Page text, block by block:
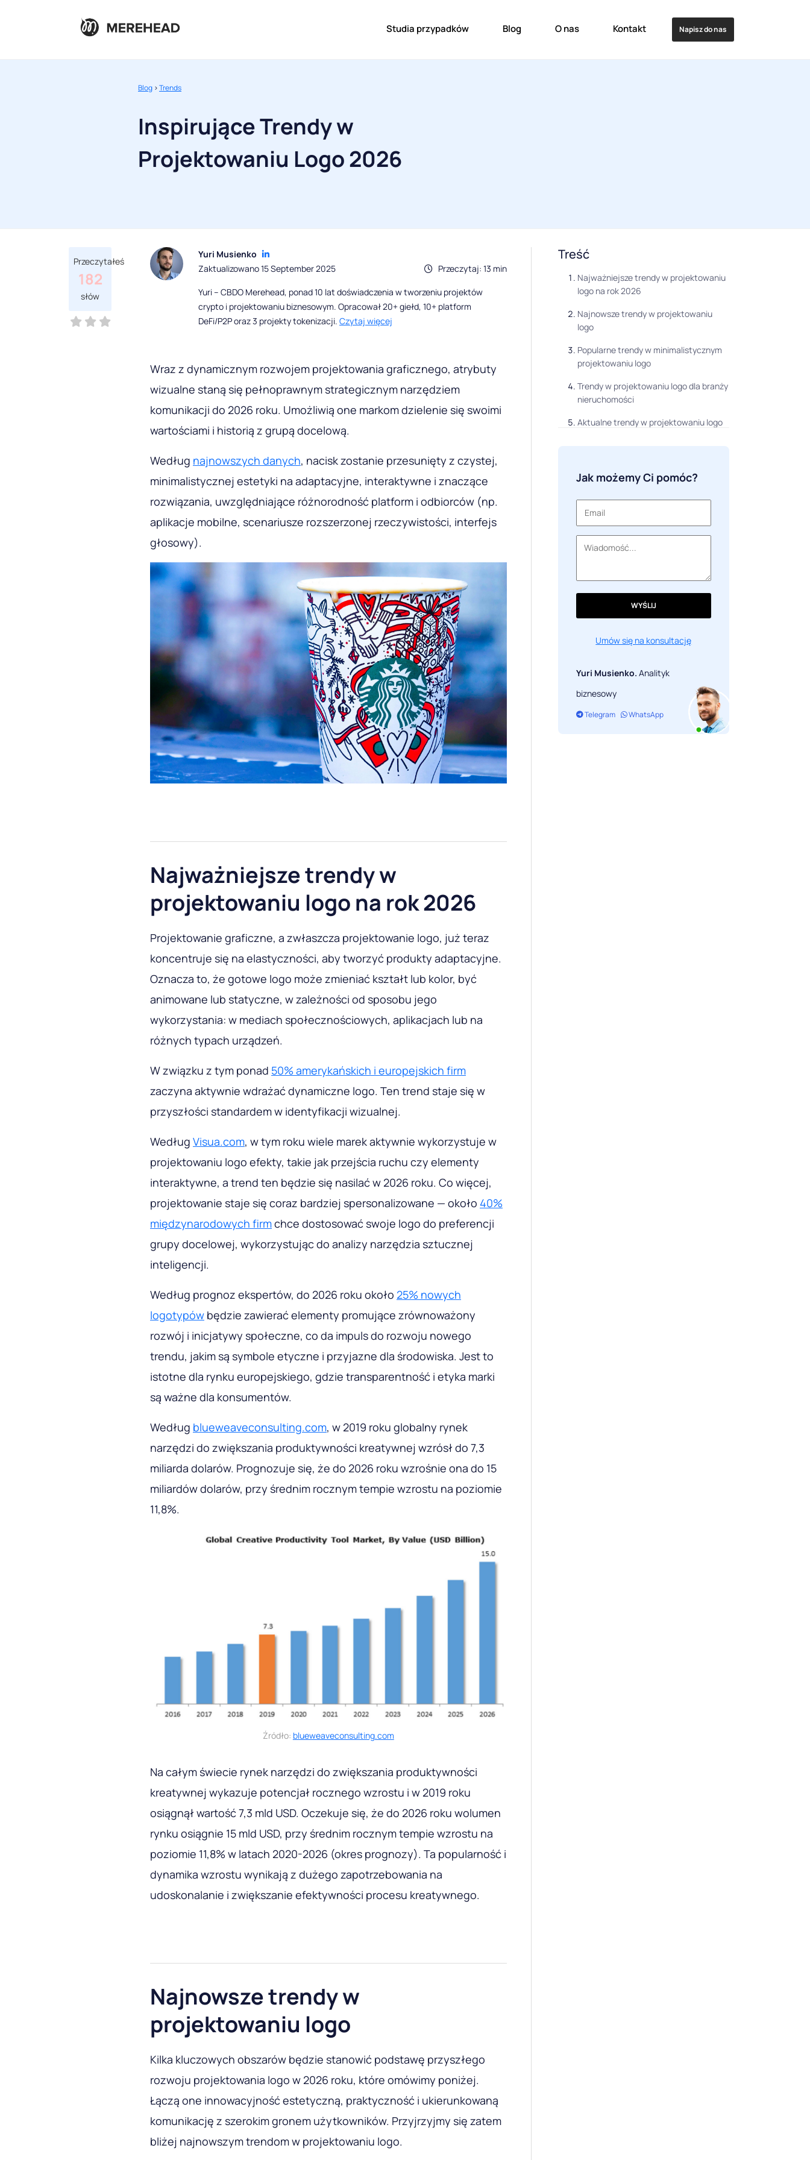
Studia przypadków Blog O nas Kontakt Napisz do nas
Blog >Trends
Inspirujące Trendy w
Projektowaniu Logo 2026
Przeczytałeś
182
słów
Yuri Musienko
Przeczytaj: 13 min
Zaktualizowano 15 September 2025
Yuri – CBDO Merehead, ponad 10 lat doświadczenia w tworzeniu projektów
crypto i projektowaniu biznesowym. Opracował 20+ giełd, 10+ platform
DeFi/P2P oraz 3 projekty tokenizacji. Czytaj więcej
Wraz z dynamicznym rozwojem projektowania graficznego, atrybuty
wizualne staną się pełnoprawnym strategicznym narzędziem
komunikacji do 2026 roku. Umożliwią one markom dzielenie się swoimi
wartościami i historią z grupą docelową.
Według najnowszych danych, nacisk zostanie przesunięty z czystej,
minimalistycznej estetyki na adaptacyjne, interaktywne i znaczące
rozwiązania, uwzględniające różnorodność platform i odbiorców (np.
aplikacje mobilne, scenariusze rozszerzonej rzeczywistości, interfejs
głosowy).
Najważniejsze trendy w
projektowaniu logo na rok 2026
Projektowanie graficzne, a zwłaszcza projektowanie logo, już teraz
koncentruje się na elastyczności, aby tworzyć produkty adaptacyjne.
Oznacza to, że gotowe logo może zmieniać kształt lub kolor, być
animowane lub statyczne, w zależności od sposobu jego
wykorzystania: w mediach społecznościowych, aplikacjach lub na
różnych typach urządzeń.
W związku z tym ponad 50% amerykańskich i europejskich firm
zaczyna aktywnie wdrażać dynamiczne logo. Ten trend staje się w
przyszłości standardem w identyfikacji wizualnej.
Według Visua.com, w tym roku wiele marek aktywnie wykorzystuje w
projektowaniu logo efekty, takie jak przejścia ruchu czy elementy
interaktywne, a trend ten będzie się nasilać w 2026 roku. Co więcej,
projektowanie staje się coraz bardziej spersonalizowane — około 40%
międzynarodowych firmchce dostosować swoje logo do preferencji
grupy docelowej, wykorzystując do analizy narzędzia sztucznej
inteligencji.
Według prognoz ekspertów, do 2026 roku około 25% nowych
logotypów będzie zawierać elementy promujące zrównoważony
rozwój i inicjatywy społeczne, co da impuls do rozwoju nowego
trendu, jakim są symbole etyczne i przyjazne dla środowiska. Jest to
istotne dla rynku europejskiego, gdzie transparentność i etyka marki
są ważne dla konsumentów.
Według blueweaveconsulting.com, w 2019 roku globalny rynek
narzędzi do zwiększania produktywności kreatywnej wzrósł do 7,3
miliarda dolarów. Prognozuje się, że do 2026 roku wzrośnie ona do 15
miliardów dolarów, przy średnim rocznym tempie wzrostu na poziomie
11,8%.
Źródło: blueweaveconsulting.com
Na całym świecie rynek narzędzi do zwiększania produktywności
kreatywnej wykazuje potencjał rocznego wzrostu i w 2019 roku
osiągnął wartość 7,3 mld USD. Oczekuje się, że do 2026 roku wolumen
rynku osiągnie 15 mld USD, przy średnim rocznym tempie wzrostu na
poziomie 11,8% w latach 2020-2026 (okres prognozy). Ta popularność i
dynamika wzrostu wynikają z dużego zapotrzebowania na
udoskonalanie i zwiększanie efektywności procesu kreatywnego.
Najnowsze trendy w
projektowaniu logo
Kilka kluczowych obszarów będzie stanowić podstawę przyszłego
rozwoju projektowania logo w 2026 roku, które omówimy poniżej.
Łączą one innowacyjność estetyczną, praktyczność i ukierunkowaną
komunikację z szerokim gronem użytkowników. Przyjrzyjmy się zatem
bliżej najnowszym trendom w projektowaniu logo.
Treść
Najważniejsze trendy w projektowaniu
logo na rok 2026
Najnowsze trendy w projektowaniu
logo
Popularne trendy w minimalistycznym
projektowaniu logo
Trendy w projektowaniu logo dla branży
nieruchomości
Aktualne trendy w projektowaniu logo
logo
Najlepsze trendy w projektowaniu logo
Trendy w projektowaniu logo 3D
Futurystyczne trendy w projektowaniu
Jak możemy Ci pomóc?
WYŚLIJ
Umów się na konsultację
Yuri Musienko. Analityk
biznesowy
Telegram WhatsApp